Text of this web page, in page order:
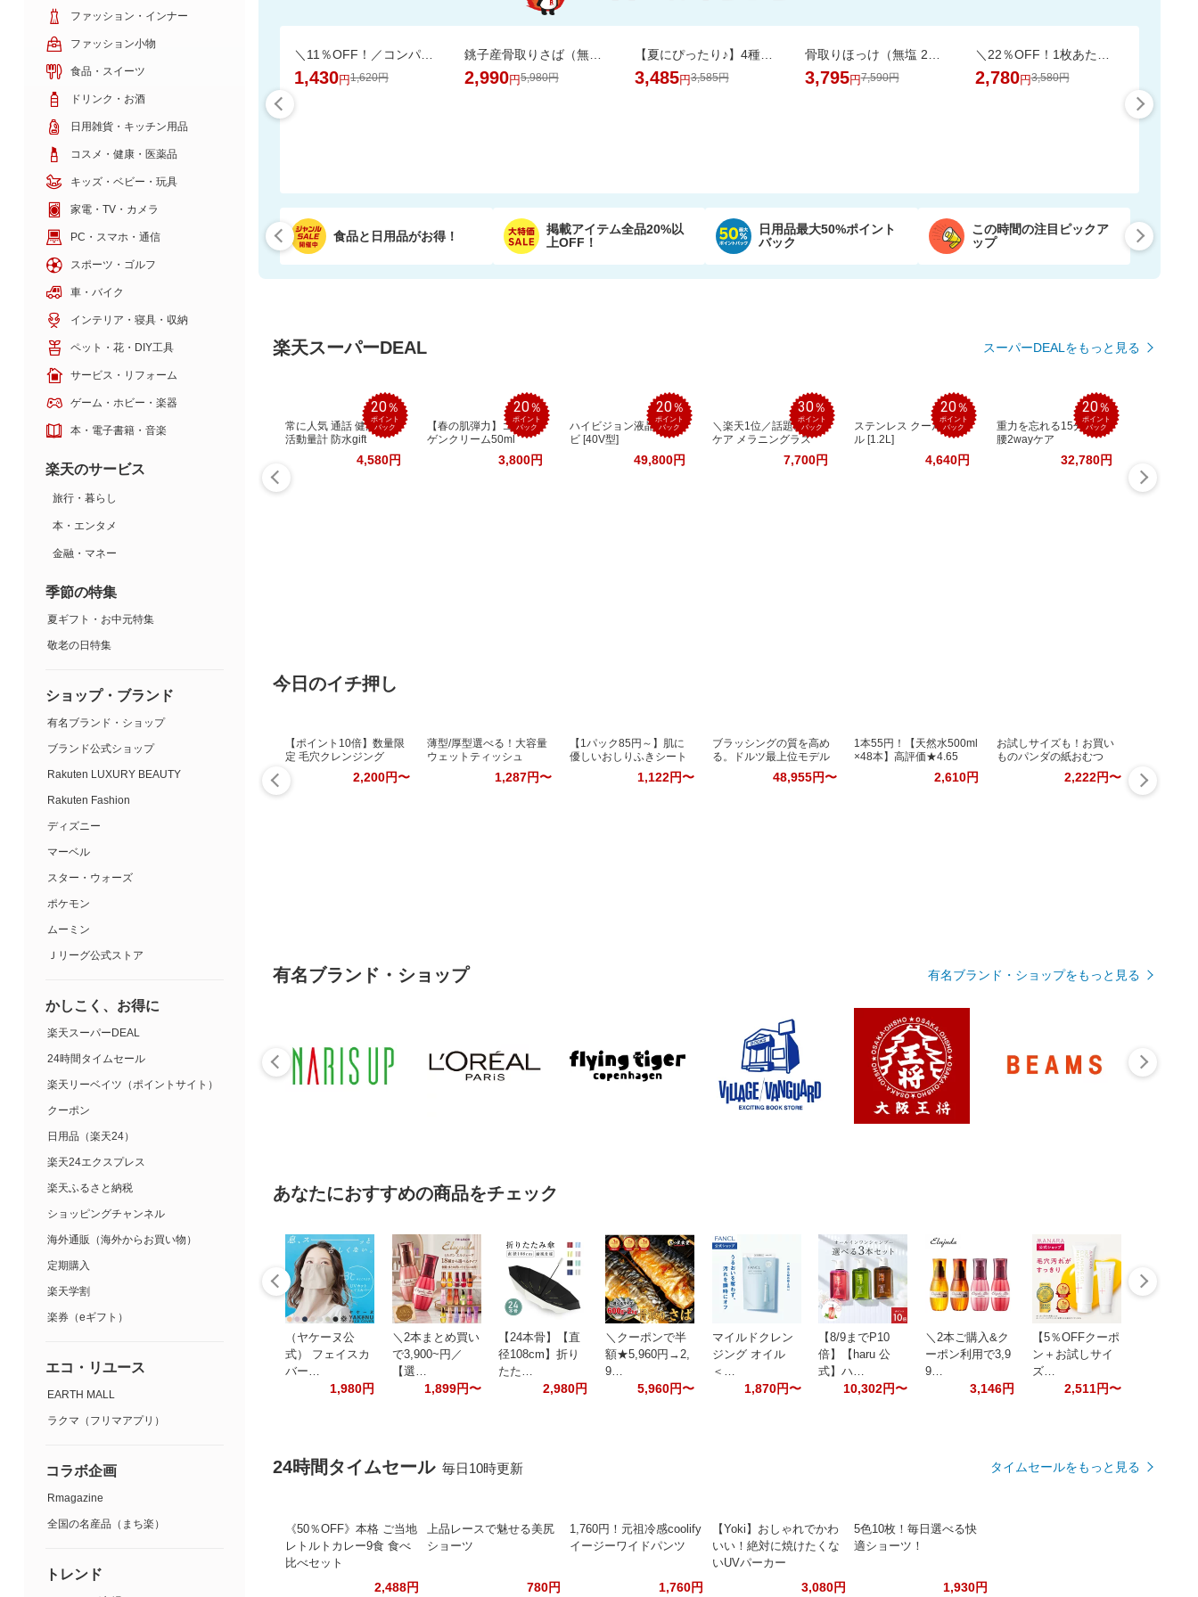
＼11％OFF！／コンパクトな2倍巻き！キッチンペーパー 12ロール
1,430円1,620円
銚子産骨取りさば（無塩 選べる1kg・2kg）【骨取り魚の飯田商店】
2,990円5,980円
【夏にぴったり♪】4種のフレーバーが楽しめる。ひんやり爽やかなサブレサンドアイス
3,485円3,585円 3,795円7,590円 2,780円3,580円
食品と日用品がお得！
掲載アイテム全品20%以
上OFF！
日用品最大50%ポイント
バック
この時間の注目ピックア
ップ
楽天スーパーDEAL スーパーDEALをもっと見る
20％
ポイント
バック
常に人気 通話 健康管理
活動量計 防水gift
4,580円
20％
ポイント
バック
【春の肌弾力】コラー
ゲンクリーム50ml
3,800円
20％
ポイント
バック
ハイビジョン液晶テレ
ビ [40V型]
49,800円
30％
ポイント
バック
＼楽天1位／話題の美肌
ケア メラニングラス
7,700円
20％
ポイント
バック
ステンレス クールボト
ル [1.2L]
4,640円
20％
ポイント
バック
重力を忘れる15分。首
腰2wayケア
32,780円
今日のイチ押し
【ポイント10倍】数量限
定 毛穴クレンジング
2,200円〜
薄型/厚型選べる！大容量
ウェットティッシュ
1,287円〜
【1パック85円～】肌に
優しいおしりふきシート
1,122円〜
ブラッシングの質を高め
る。ドルツ最上位モデル
48,955円〜
1本55円！【天然水500ml
×48本】高評価★4.65
2,610円
お試しサイズも！お買い
ものパンダの紙おむつ
2,222円〜
有名ブランド・ショップ 有名ブランド・ショップをもっと見る
あなたにおすすめの商品をチェック
（ヤケーヌ公
式） フェイスカ
バー…
1,980円
＼2本まとめ買い
で3,900~円／
【選…
1,899円〜
【24本骨】【直
径108cm】折り
たた…
2,980円
＼クーポンで半
額★5,960円→2,
9…
5,960円〜
マイルドクレン
ジング オイル
＜…
1,870円〜
【8/9までP10
倍】【haru 公
式】ハ…
10,302円〜
＼2本ご購入&ク
ーポン利用で3,9
9…
3,146円
【5％OFFクーポ
ン＋お試しサイ
ズ…
2,511円〜
24時間タイムセール 毎日10時更新 タイムセールをもっと見る
《50％OFF》本格 ご当地
レトルトカレー9食 食べ
比べセット
2,488円
上品レースで魅せる美尻
ショーツ
780円
1,760円！元祖冷感coolify
イージーワイドパンツ
1,760円
【Yoki】おしゃれでかわ
いい！絶対に焼けたくな
いUVパーカー
3,080円
5色10枚！毎日選べる快
適ショーツ！
1,930円
ファッション・インナー
ファッション小物
食品・スイーツ
ドリンク・お酒
日用雑貨・キッチン用品
コスメ・健康・医薬品
キッズ・ベビー・玩具
家電・TV・カメラ
PC・スマホ・通信
スポーツ・ゴルフ
車・バイク
インテリア・寝具・収納
ペット・花・DIY工具
サービス・リフォーム
ゲーム・ホビー・楽器
本・電子書籍・音楽
楽天のサービス
旅行・暮らし
本・エンタメ
金融・マネー
季節の特集
夏ギフト・お中元特集
敬老の日特集
ショップ・ブランド
有名ブランド・ショップ
ブランド公式ショップ
Rakuten LUXURY BEAUTY
Rakuten Fashion
ディズニー
マーベル
スター・ウォーズ
ポケモン
ムーミン
Ｊリーグ公式ストア
かしこく、お得に
楽天スーパーDEAL
24時間タイムセール
楽天リーベイツ（ポイントサイト）
クーポン
日用品（楽天24）
楽天24エクスプレス
楽天ふるさと納税
ショッピングチャンネル
海外通販（海外からお買い物）
定期購入
楽天学割
楽券（eギフト）
エコ・リユース
EARTH MALL
ラクマ（フリマアプリ）
コラボ企画
Rmagazine
全国の名産品（まち楽）
トレンド